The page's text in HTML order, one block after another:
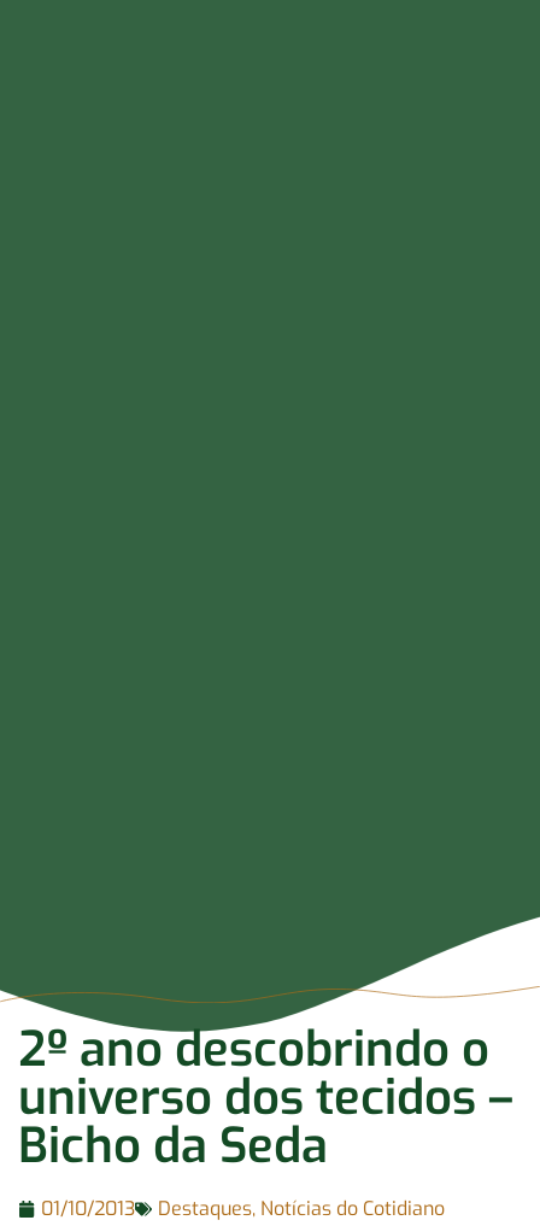
2º ano descobrindo o
universo dos tecidos –
Bicho da Seda
01/10/2013 Destaques, Notícias do Cotidiano